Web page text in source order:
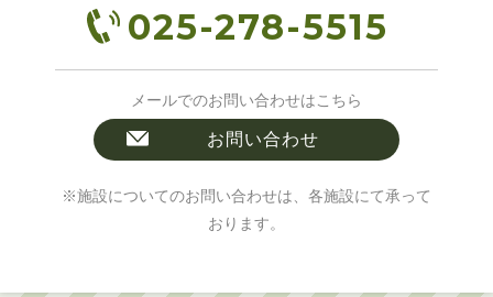
025-278-5515
メールでのお問い合わせはこちら
お問い合わせ
※施設についてのお問い合わせは、各施設にて承って
おります。